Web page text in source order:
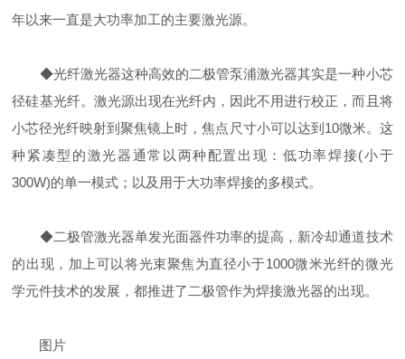
年以来一直是大功率加工的主要激光源。
◆光纤激光器这种高效的二极管泵浦激光器其实是一种小芯
径硅基光纤。激光源出现在光纤内，因此不用进行校正，而且将
小芯径光纤映射到聚焦镜上时，焦点尺寸小可以达到10微米。这
种紧凑型的激光器通常以两种配置出现：低功率焊接(小于
300W)的单一模式；以及用于大功率焊接的多模式。
◆二极管激光器单发光面器件功率的提高，新冷却通道技术
的出现，加上可以将光束聚焦为直径小于1000微米光纤的微光
学元件技术的发展，都推进了二极管作为焊接激光器的出现。
图片